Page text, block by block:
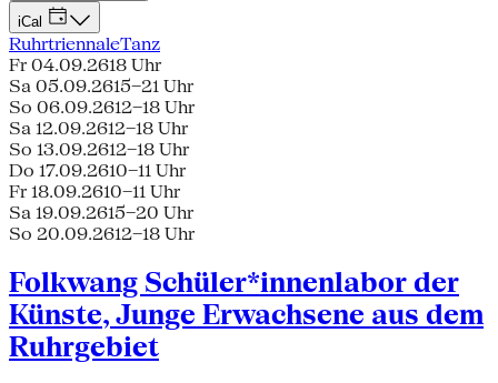
iCal
RuhrtriennaleTanz
Fr 04.09.2618 Uhr
Sa 05.09.2615–21 Uhr
So 06.09.2612–18 Uhr
Sa 12.09.2612–18 Uhr
So 13.09.2612–18 Uhr
Do 17.09.2610–11 Uhr
Fr 18.09.2610–11 Uhr
Sa 19.09.2615–20 Uhr
So 20.09.2612–18 Uhr
Folkwang Schüler*innenlabor der
Künste, Junge Erwachsene aus dem
Ruhrgebiet